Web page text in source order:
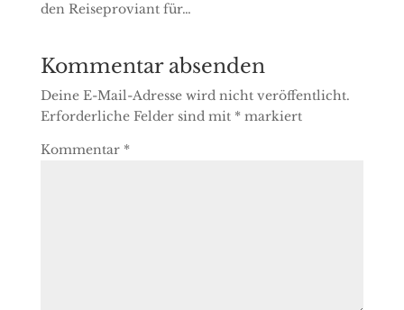
den Reiseproviant für…
Kommentar absenden
Deine E-Mail-Adresse wird nicht veröffentlicht.
Erforderliche Felder sind mit *markiert
Kommentar *